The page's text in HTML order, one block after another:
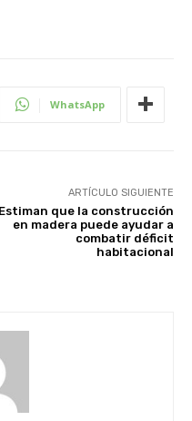
WhatsApp
ARTÍCULO SIGUIENTE
Estiman que la construcción
en madera puede ayudar a
combatir déficit
habitacional